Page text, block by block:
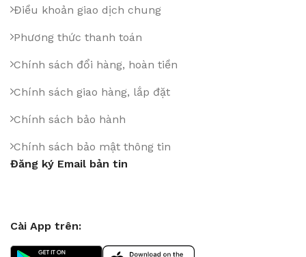
Điều khoản giao dịch chung
Phương thức thanh toán
Chính sách đổi hàng, hoàn tiền
Chính sách giao hàng, lắp đặt
Chính sách bảo hành
Chính sách bảo mật thông tin
Đăng ký Email bản tin
Cài App trên: